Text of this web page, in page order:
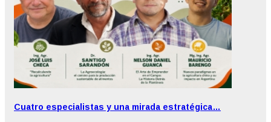
Cuatro especialistas y una mirada estratégica…